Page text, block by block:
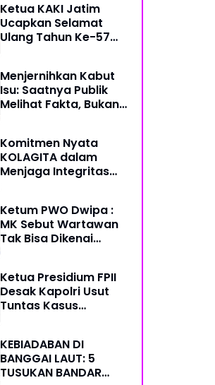
Bertabrakan, Kades di
Wajo Diminta Bayar Rp3
Juta untuk Bimtek
Ketua KAKI Jatim
Ucapkan Selamat
Ulang Tahun Ke-57
Semoga Selalu Sehat
Sukses Berkah Umur
Menjernihkan Kabut
Isu: Saatnya Publik
Melihat Fakta, Bukan
Komitmen Nyata
KOLAGITA dalam
Menjaga Integritas
Ketum PWO Dwipa :
MK Sebut Wartawan
Tak Bisa Dikenai
Profesi. Aparat Hukum
Diminta Patuhi
Ketua Presidium FPII
Desak Kapolri Usut
Tuntas Kasus
KEBIADABAN DI
BANGGAI LAUT: 5
TUSUKAN BANDAR